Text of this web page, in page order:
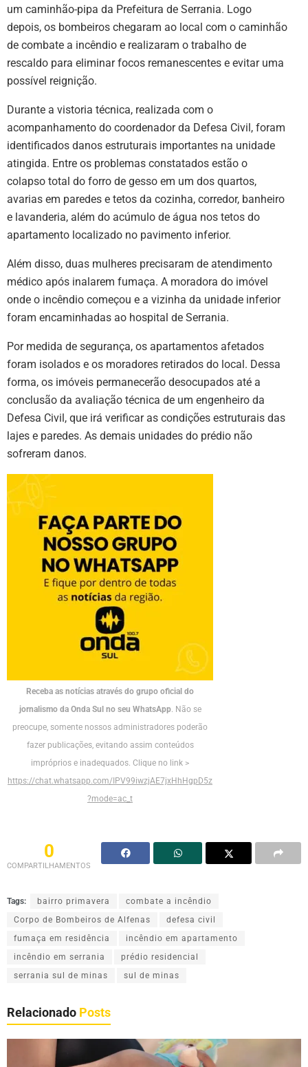
um caminhão-pipa da Prefeitura de Serrania. Logo
depois, os bombeiros chegaram ao local com o caminhão
de combate a incêndio e realizaram o trabalho de
rescaldo para eliminar focos remanescentes e evitar uma
possível reignição.
Durante a vistoria técnica, realizada com o
acompanhamento do coordenador da Defesa Civil, foram
identificados danos estruturais importantes na unidade
atingida. Entre os problemas constatados estão o
colapso total do forro de gesso em um dos quartos,
avarias em paredes e tetos da cozinha, corredor, banheiro
e lavanderia, além do acúmulo de água nos tetos do
apartamento localizado no pavimento inferior.
Além disso, duas mulheres precisaram de atendimento
médico após inalarem fumaça. A moradora do imóvel
onde o incêndio começou e a vizinha da unidade inferior
foram encaminhadas ao hospital de Serrania.
Por medida de segurança, os apartamentos afetados
foram isolados e os moradores retirados do local. Dessa
forma, os imóveis permanecerão desocupados até a
conclusão da avaliação técnica de um engenheiro da
Defesa Civil, que irá verificar as condições estruturais das
lajes e paredes. As demais unidades do prédio não
sofreram danos.
Receba as notícias através do grupo oficial do
jornalismo da Onda Sul no seu WhatsApp. Não se
preocupe, somente nossos administradores poderão
fazer publicações, evitando assim conteúdos
impróprios e inadequados. Clique no link >
https://chat.whatsapp.com/IPV99iwzjAE7jxHhHgpD5z
?mode=ac_t
0
COMPARTILHAMENTOS
Tags: bairro primavera
combate a incêndio
Corpo de Bombeiros de Alfenas
defesa civil
fumaça em residência
incêndio em apartamento
incêndio em serrania
prédio residencial
serrania sul de minas
sul de minas
Relacionado Posts